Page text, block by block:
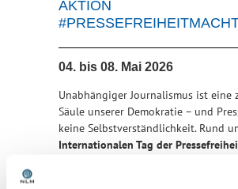
AKTION
04. bis 08. Mai 2026
Unabhängiger Journalismus ist eine
Säule unserer Demokratie – und
keine Selbstverständlichkeit. Rund
Internationalen Tag der